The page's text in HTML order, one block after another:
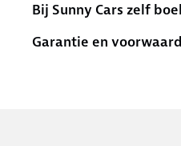
Bij Sunny Cars zelf
Garantie en